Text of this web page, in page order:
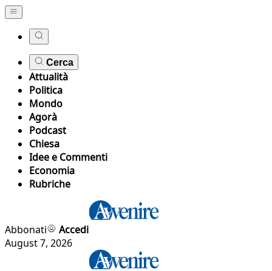
Cerca
Attualità
Politica
Mondo
Agorà
Podcast
Chiesa
Idee e Commenti
Economia
Rubriche
Abbonati
Accedi
August 7, 2026